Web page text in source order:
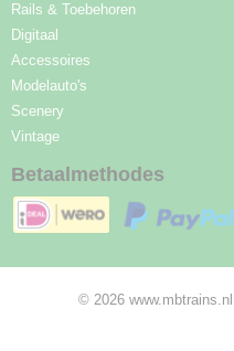
Rails & Toebehoren
Digitaal
Accessoires
Modelauto's
Scenery
Vintage
Betaalmethodes
© 2026